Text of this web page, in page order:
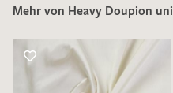
Mehr von Heavy Doupion uni